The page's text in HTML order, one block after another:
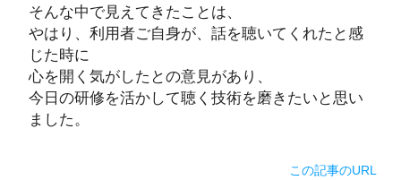
そんな中で見えてきたことは、
やはり、利用者ご自身が、話を聴いてくれたと感
じた時に
心を開く気がしたとの意見があり、
今日の研修を活かして聴く技術を磨きたいと思い
ました。
この記事のURL